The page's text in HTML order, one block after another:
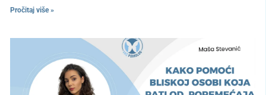
Pročitaj više »